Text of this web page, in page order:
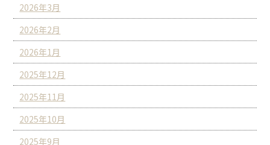
2026年3月
2026年2月
2026年1月
2025年12月
2025年11月
2025年10月
2025年9月